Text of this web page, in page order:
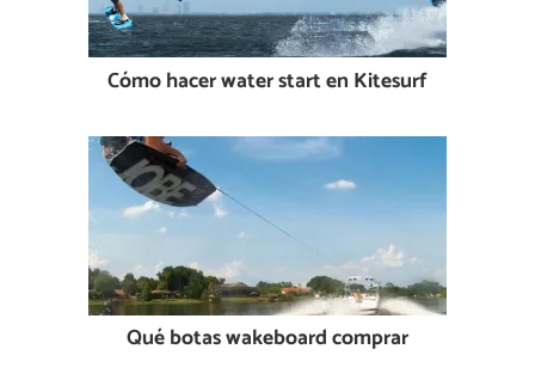
Cómo hacer water start en Kitesurf
Qué botas wakeboard comprar